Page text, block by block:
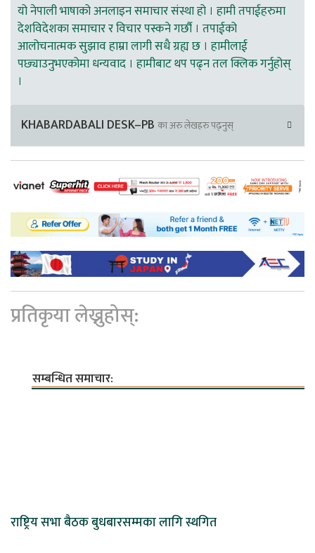
यो नेपाली भाषाको अनलाइन समाचार संस्था हो । हामी तपाईहरुमा
देशविदेशका समाचार र विचार पस्कने गर्छौ । तपाईको
आलोचनात्मक सुझाव हाम्रा लागी सधै ग्रह्य छ । हामीलाई
पछ्याउनुभएकोमा धन्यवाद । हामीबाट थप पढ्न तल क्लिक गर्नुहोस्
।
KHABARDABALI DESK–PB का अरु लेखहरु पढ्नुस्
प्रतिकृया लेख्नुहोस्:
सम्बन्धित समाचार:
राष्ट्रिय सभा बैठक बुधबारसम्मका लागि स्थगित